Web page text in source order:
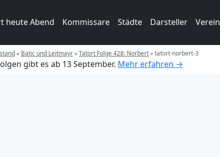
heute Abend Kommissare Städte Darsteller Verein
» Batic und Leitmayr»Tatort Folge 428: Norbert»tatort-norbert-3
gibt es ab 13 September. Mehr erfahren →